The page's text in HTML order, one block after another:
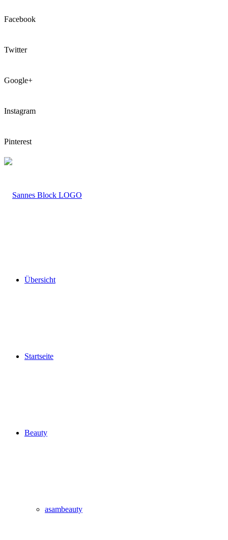
Facebook
Twitter
Google+
Instagram
Pinterest
LOGO
Übersicht
Startseite
Beauty
asambeauty